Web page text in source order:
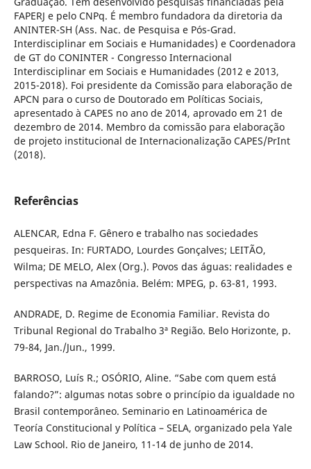
FAPERJ e pelo CNPq. É membro fundadora da diretoria da
ANINTER-SH (Ass. Nac. de Pesquisa e Pós-Grad.
Interdisciplinar em Sociais e Humanidades) e Coordenadora
de GT do CONINTER - Congresso Internacional
Interdisciplinar em Sociais e Humanidades (2012 e 2013,
2015-2018). Foi presidente da Comissão para elaboração de
APCN para o curso de Doutorado em Políticas Sociais,
apresentado à CAPES no ano de 2014, aprovado em 21 de
dezembro de 2014. Membro da comissão para elaboração
de projeto institucional de Internacionalização CAPES/PrInt
(2018).
Referências
ALENCAR, Edna F. Gênero e trabalho nas sociedades
pesqueiras. In: FURTADO, Lourdes Gonçalves; LEITÃO,
Wilma; DE MELO, Alex (Org.). Povos das águas: realidades e
perspectivas na Amazônia. Belém: MPEG, p. 63-81, 1993.
ANDRADE, D. Regime de Economia Familiar. Revista do
Tribunal Regional do Trabalho 3ª Região. Belo Horizonte, p.
79-84, Jan./Jun., 1999.
BARROSO, Luís R.; OSÓRIO, Aline. “Sabe com quem está
falando?”: algumas notas sobre o princípio da igualdade no
Brasil contemporâneo. Seminario en Latinoamérica de
Teoría Constitucional y Política – SELA, organizado pela Yale
Law School. Rio de Janeiro, 11-14 de junho de 2014.